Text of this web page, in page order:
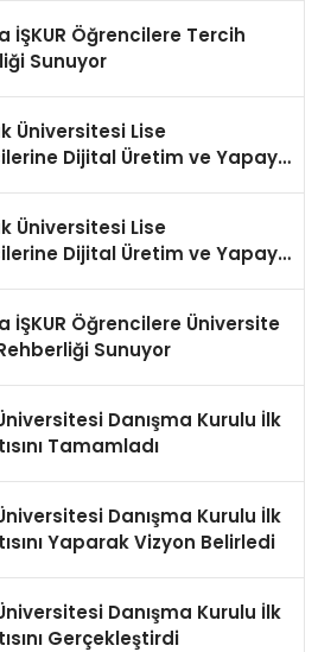
İŞKUR Öğrencilere Tercih
Sunuyor
Üniversitesi Lise
Dijital Üretim ve Yapay
Üniversitesi Lise
Dijital Üretim ve Yapay
İŞKUR Öğrencilere Üniversite
Sunuyor
Danışma Kurulu İlk
Tamamladı
Danışma Kurulu İlk
Yaparak Vizyon Belirledi
Danışma Kurulu İlk
Gerçekleştirdi